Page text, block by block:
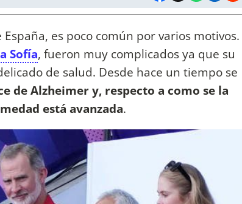
es poco común por varios motivos.
Sofía, fueron muy complicados ya que su
de salud. Desde hace un tiempo se
de Alzheimer y, respecto a como se la
está avanzada.